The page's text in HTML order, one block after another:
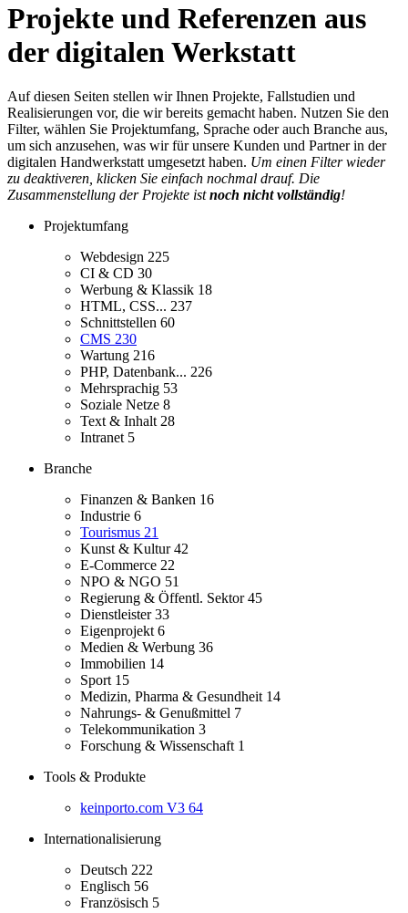
Projekte und Referenzen aus
der digitalen Werkstatt
Auf diesen Seiten stellen wir Ihnen Projekte, Fallstudien und
Realisierungen vor, die wir bereits gemacht haben. Nutzen Sie den
Filter, wählen Sie Projektumfang, Sprache oder auch Branche aus,
um sich anzusehen, was wir für unsere Kunden und Partner in der
digitalen Handwerkstatt umgesetzt haben. Um einen Filter wieder
zu deaktiveren, klicken Sie einfach nochmal drauf. Die
Zusammenstellung der Projekte istnoch nicht vollständig!
Projektumfang
Webdesign 225
CI & CD 30
Werbung & Klassik 18
HTML, CSS... 237
Schnittstellen 60
CMS 230
Wartung 216
PHP, Datenbank... 226
Mehrsprachig 53
Soziale Netze 8
Text & Inhalt 28
Intranet 5
Branche
Finanzen & Banken 16
Industrie 6
Tourismus 21
Kunst & Kultur42
E-Commerce 22
NPO & NGO 51
Regierung & Öffentl. Sektor45
Dienstleister33
Eigenprojekt 6
Medien & Werbung 36
Immobilien 14
Sport 15
Medizin, Pharma & Gesundheit 14
Nahrungs- & Genußmittel 7
Telekommunikation 3
Forschung & Wissenschaft 1
Tools & Produkte
keinporto.com V3 64
Internationalisierung
Deutsch 222
Englisch 56
Französisch 5